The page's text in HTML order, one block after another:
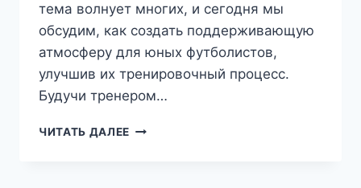
тема волнует многих, и сегодня мы
обсудим, как создать поддерживающую
атмосферу для юных футболистов,
улучшив их тренировочный процесс.
Будучи тренером…
ЧИТАТЬ ДАЛЕЕ ИСКУССТВО